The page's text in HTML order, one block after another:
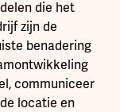
die het
zijn de
benadering
communiceer
locatie en